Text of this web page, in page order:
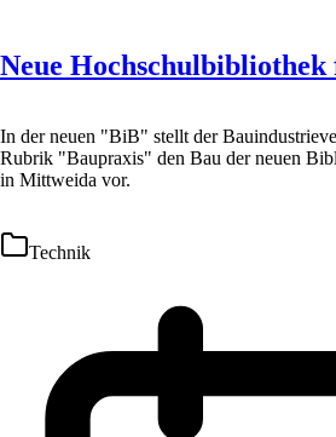
Neue
In der neuen "BiB" stellt der
Rubrik "Baupraxis" den Bau der neuen
in Mittweida vor.
Technik